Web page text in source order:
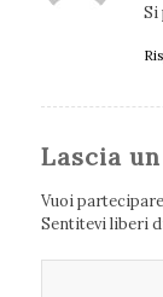
Si
Lascia
Vuoi
Sentitevi liberi